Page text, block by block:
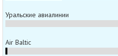
Уральские авиалинии
Air Baltic